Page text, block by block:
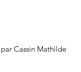
par Cassin Mathilde